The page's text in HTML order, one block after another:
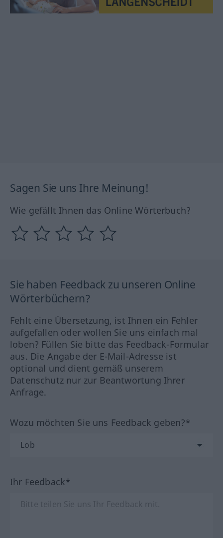
Sagen Sie uns Ihre Meinung!
Wie gefällt Ihnen das Online Wörterbuch?
Sie haben Feedback zu unseren Online
Wörterbüchern?
Fehlt eine Übersetzung, ist Ihnen ein Fehler
aufgefallen oder wollen Sie uns einfach mal
loben? Füllen Sie bitte das Feedback-Formular
aus. Die Angabe der E-Mail-Adresse ist
optional und dient gemäß unserem
Datenschutz nur zur Beantwortung Ihrer
Anfrage.
Wozu möchten Sie uns Feedback geben?*
Ihr Feedback*